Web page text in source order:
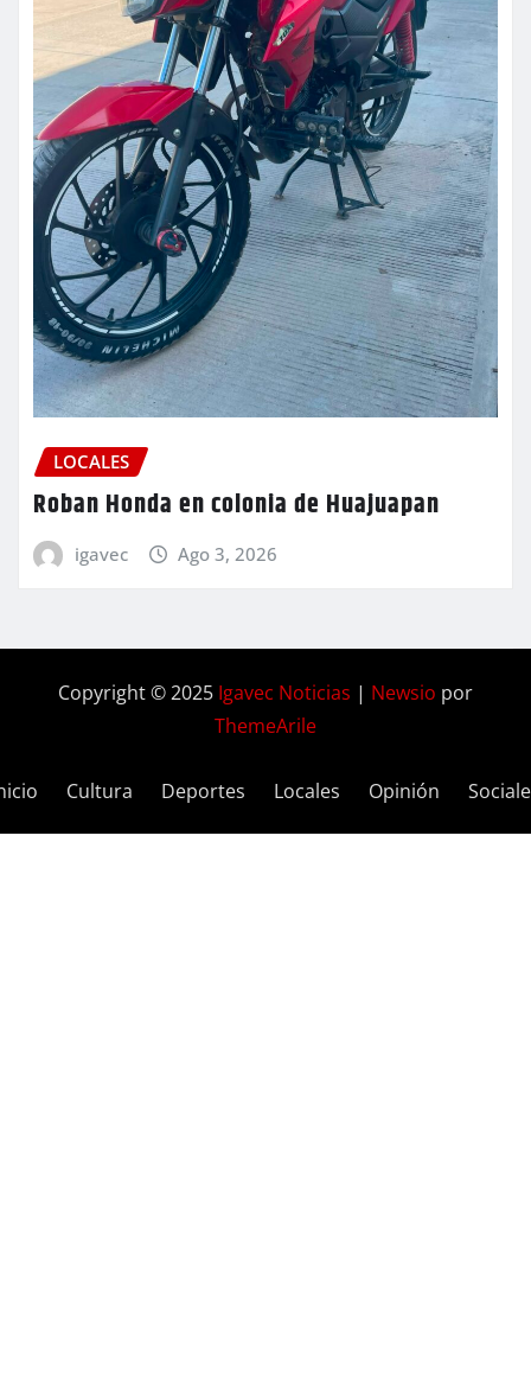
LOCALES
Roban Honda en colonia de Huajuapan
igavec Ago 3, 2026
Copyright © 2025 Igavec Noticias | Newsio por
ThemeArile
Cultura Deportes Locales Opinión